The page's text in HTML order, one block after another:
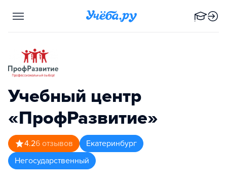
Учебный центр
«ПрофРазвитие»
4.26 отзывов
Екатеринбург
Негосударственный